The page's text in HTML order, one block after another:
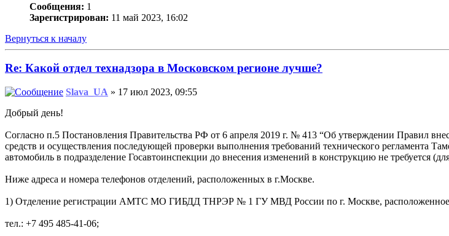
Сообщения: 1
Зарегистрирован: 11 май 2023, 16:02
Вернуться к началу
Re: Какой отдел технадзора в Московском регионе лучше?
Slava_UA » 17 июл 2023, 09:55
Добрый день!
Согласно п.5 Постановления Правительства РФ от 6 апреля 2019 г. № 413 “Об утверждении Правил
средств и осуществления последующей проверки выполнения требований технического регламента
автомобиль в подразделение Госавтоинспекции до внесения изменений в конструкцию не требуется
Ниже адреса и номера телефонов отделений, расположенных в г.Москве.
1) Отделение регистрации АМТС МО ГИБДД ТНРЭР № 1 ГУ МВД России по г. Москве, расположенное
тел.: +7 495 485-41-06;